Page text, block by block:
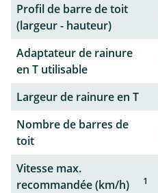
Profil de barre de toit
(largeur - hauteur)
Adaptateur de rainure
en T utilisable
Largeur de rainure en T
Nombre de barres de
toit
Vitesse max.
recommandée (km/h)
1